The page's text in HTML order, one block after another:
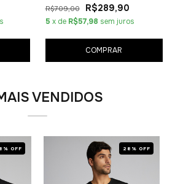
R$709,00 R$289,90
5 x de R$57,98 sem juros
COMPRAR
VENDIDOS
OFF 28% OFF